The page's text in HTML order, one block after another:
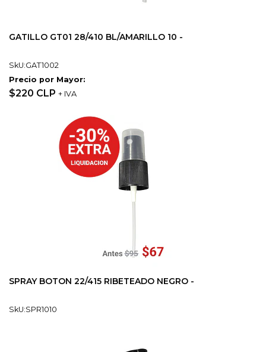
GATILLO GT01 28/410 BL/AMARILLO 10 -
SkU:GAT1002
Precio por Mayor:
$220 CLP + IVA
SPRAY BOTON 22/415 RIBETEADO NEGRO -
SkU:SPR1010